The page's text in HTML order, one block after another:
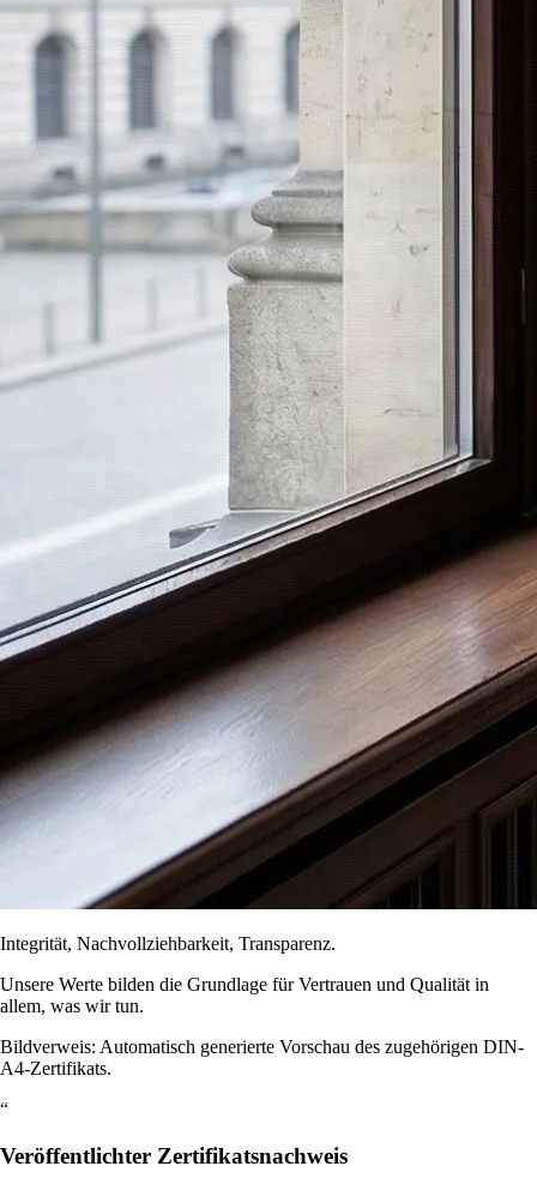
Integrität, Nachvollziehbarkeit, Transparenz.
Unsere Werte bilden die Grundlage für Vertrauen und Qualität in
allem, was wir tun.
Bildverweis: Automatisch generierte Vorschau des zugehörigen DIN-
A4-Zertifikats.
“
Veröffentlichter Zertifikatsnachweis